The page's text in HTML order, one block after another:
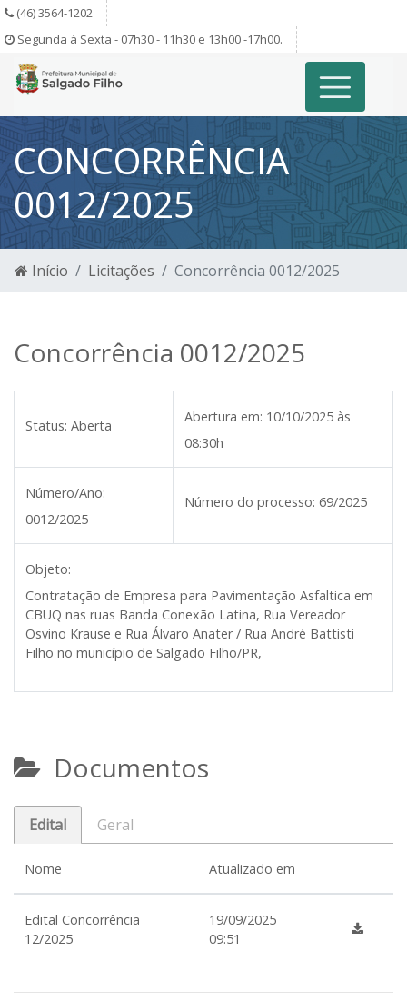
(46) 3564-1202
Segunda à Sexta - 07h30 - 11h30 e 13h00 -17h00.
CONCORRÊNCIA
0012/2025
Início Licitações Concorrência 0012/2025
Concorrência 0012/2025
Status: Aberta
Abertura em: 10/10/2025 às
08:30h
Número/Ano:
0012/2025
Número do processo: 69/2025
Objeto:
Contratação de Empresa para Pavimentação Asfaltica em
CBUQ nas ruas Banda Conexão Latina, Rua Vereador
Osvino Krause e Rua Álvaro Anater / Rua André Battisti
Filho no município de Salgado Filho/PR,
Documentos
Edital Geral
Nome Atualizado em
Edital Concorrência
12/2025
19/09/2025
09:51